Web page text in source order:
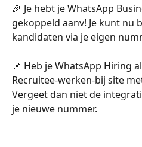
🎉 Je hebt je WhatsApp
gekoppeld aanv! Je kunt nu
kandidaten via je eigen
📌 Heb je WhatsApp Hiring
Recruitee-werken-bij site
Vergeet dan niet de
je nieuwe nummer.